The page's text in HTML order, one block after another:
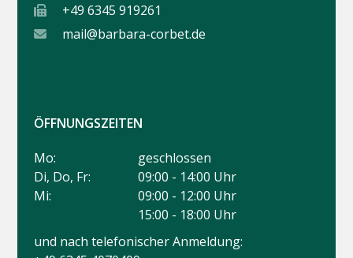
+49 6345 919261
mail@barbara-corbet.de
ÖFFNUNGSZEITEN
Mo:
geschlossen
Di, Do, Fr:
09:00 - 14:00 Uhr
Mi:
09:00 - 12:00 Uhr
15:00 - 18:00 Uhr
und nach telefonischer Anmeldung: